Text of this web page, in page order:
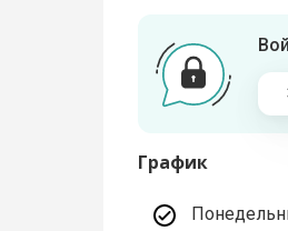
График